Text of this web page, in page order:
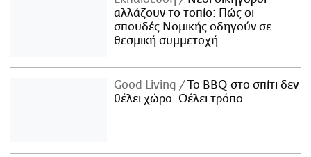
αλλάζουν το τοπίο: Πώς οι
σπουδές Νομικής οδηγούν σε
θεσμική συμμετοχή
Good Living
Το BBQ στο σπίτι δεν
θέλει χώρο. Θέλει τρόπο.